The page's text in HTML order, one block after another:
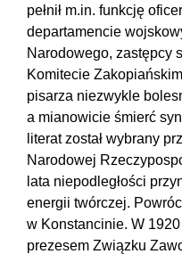
pełnił m.in. funkcję
departamencie
Narodowego, zastępcy
Komitecie
pisarza niezwykle
a mianowicie śmierć
literat został wybrany
Narodowej
lata niepodległości
energii twórczej.
w Konstancinie. W 1920
prezesem Związku